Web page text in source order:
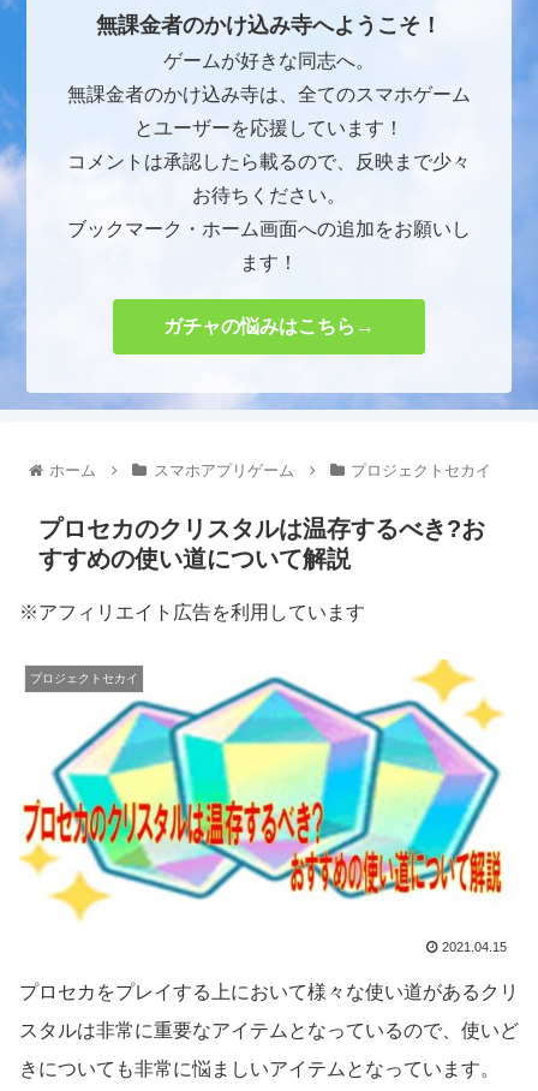
無課金者のかけ込み寺へようこそ！
ゲームが好きな同志へ。
無課金者のかけ込み寺は、全てのスマホゲーム
とユーザーを応援しています！
コメントは承認したら載るので、反映まで少々
お待ちください。
ブックマーク・ホーム画面への追加をお願いし
ます！
ガチャの悩みはこちら→
ホーム スマホアプリゲーム プロジェクトセカイ
プロセカのクリスタルは温存するべき?お
すすめの使い道について解説
※アフィリエイト広告を利用しています
プロジェクトセカイ
2021.04.15
プロセカをプレイする上において様々な使い道があるクリ
スタルは非常に重要なアイテムとなっているので、使いど
きについても非常に悩ましいアイテムとなっています。